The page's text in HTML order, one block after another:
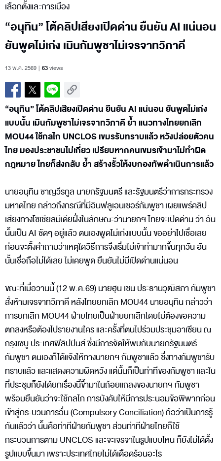
เลือกตั้งและการเมือง
“อนุทิน” โต้คลิปเสียงเปิดด่าน ยืนยัน AI แน่นอน
ยันพูดไม่เก่ง เมินกัมพูชาไม่เจรจาทวิภาคี
13 พ.ค. 2569 63views
“อนุทิน” โต้คลิปเสียงเปิดด่าน ยืนยัน AI แน่นอน ยันพูดไม่เก่ง
แบบนั้น เมินกัมพูชาไม่เจรจาทวิภาคี ย้ำ แนวทางไทยยกเลิก
MOU44 ใช้กลไก UNCLOS เขมรรับทราบแล้ว หวังปล่อยตัวคน
ไทย มองประชาชนไม่เกี่ยว เปรียบหากคนเขมรเข้ามาไม่ทำผิด
กฎหมาย ไทยก็ส่งกลับ ย้ำ สร้างรั้วให้งบกองทัพดำเนินการแล้ว
นายอนุทิน ชาญวีรกูล นายกรัฐมนตรี และรัฐมนตรีว่าการกระทรวง
มหาดไทย กล่าวถึงกรณีที่มีอินฟลูเอนเซอร์กัมพูชา เผยแพร่คลิป
เสียงทางโซเชียลมีเดียฝั่งในลักษณะว่านายกฯ ไทยจะเปิดด่าน ว่า อัน
นั้นเป็น AI ชัดๆ อยู่แล้ว ตนเองพูดไม่เก่งแบบนั้น ขออย่าไปเชื่อเลย
ก่อนจะตั้งคำถามว่าเหตุใดวิธีการจึงเริ่มไม่เข้าท่ามากขึ้นทุกวัน อัน
นั้นเชื่อถือไม่ได้เลย ไม่เคยพูด ยืนยันไม่มีเปิดด่านแน่นอน
ขณะที่เมื่อวานนี้ (12 พ.ค.69) นายฮุน เซน ประธานวุฒิสภา กัมพูชา
สั่งห้ามเจรจาทวิภาคี หลังไทยยกเลิก MOU44 นายอนุทิน กล่าวว่า
การยกเลิก MOU44 ฝ่ายไทยเป็นฝ่ายยกเลิกโดยไม่ต้องขอความ
ตกลงหรือต้องไปรายงานใคร และครั้งที่ตนไปร่วมประชุมอาเซียน ณ
กรุงเซบู ประเทศฟิลิปปินส์ ซึ่งมีการจัดให้พบกับนายกรัฐมนตรี
กัมพูชา ตนเองก็ได้แจ้งให้ทางนายกฯ กัมพูชาแล้ว ซึ่งทางกัมพูชารับ
ทราบแล้ว และแสดงความผิดหวัง แต่นั้นก็เป็นท่าทีของกัมพูชา และใน
ที่ประชุมก็ยังได้ยกเรื่องนี้ขึ้ามาในถ้อยแถลงของนายกฯ กัมพูชา
พร้อมยืนยันว่าจะใช้กลไก การบังคับให้มีการประนอมข้อพิพาทก่อน
เข้าสู่กระบวนการอื่น (Compulsory Conciliation) ถือว่าเป็นการรู้
กันแล้วว่า นั้นคือท่าทีฝ่ายกัมพูชา ส่วนท่าทีฝ่ายไทยก็ใช้
กระบวนการตาม UNCLOS และจะเจรจาในรูปแบบไหน ก็ยังไม่ได้ตั้ง
รูปแบบขึ้นมา เพราะประเทศไทยไม่ได้เดือดร้อนอะไร